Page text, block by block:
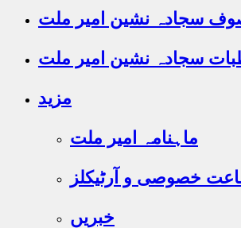
سجادہ نشین امیر ملت
سجادہ نشین امیر ملت
مزید
ماہنامہ امیر ملت
خصوصی و آرٹیکلز
خبریں